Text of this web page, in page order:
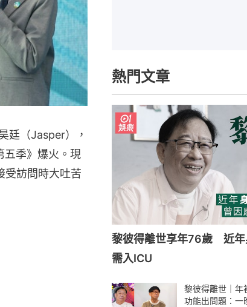
廷（Jasper），
五季》爆火。現
受訪問時大吐苦
熱門文章
黎彼得離世享年76歲 近年
需入ICU
黎彼得離世｜
功能出問題：一